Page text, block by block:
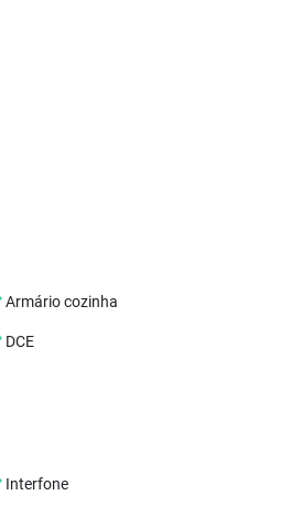
Armário cozinha
DCE
Interfone